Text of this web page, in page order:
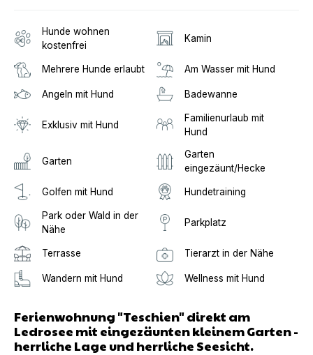
Hunde wohnen
kostenfrei
Kamin
Mehrere Hunde erlaubt Am Wasser mit Hund
Angeln mit Hund Badewanne
Exklusiv mit Hund
Familienurlaub mit
Hund
Garten
Garten
eingezäunt/Hecke
Golfen mit Hund Hundetraining
Park oder Wald in der
Nähe
Parkplatz
Terrasse Tierarzt in der Nähe
Wandern mit Hund Wellness mit Hund
Ferienwohnung "Teschien" direkt am
Ledrosee mit eingezäunten kleinem Garten -
herrliche Lage und herrliche Seesicht.